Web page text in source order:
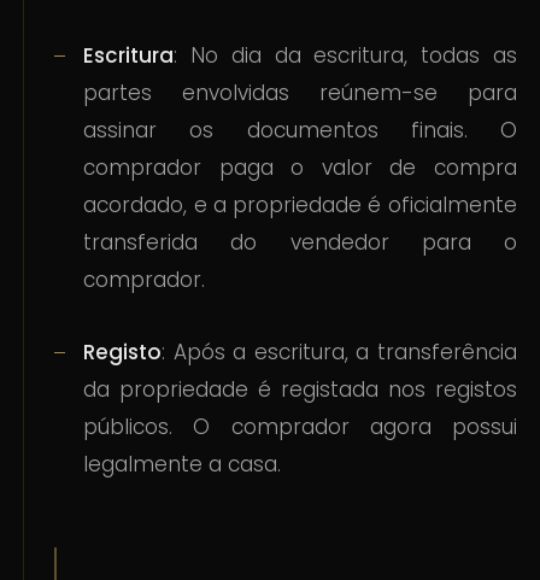
Escritura: No dia da escritura, todas as
partes envolvidas reúnem-se para
assinar os documentos finais. O
comprador paga o valor de compra
acordado, e a propriedade é oficialmente
transferida do vendedor para o
comprador.
Registo: Após a escritura, a transferência
da propriedade é registada nos registos
públicos. O comprador agora possui
legalmente a casa.